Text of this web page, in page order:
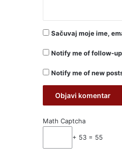
Sačuvaj moje ime,
Notify me of follow-
Notify me of new
Math Captcha
+ 53 = 55